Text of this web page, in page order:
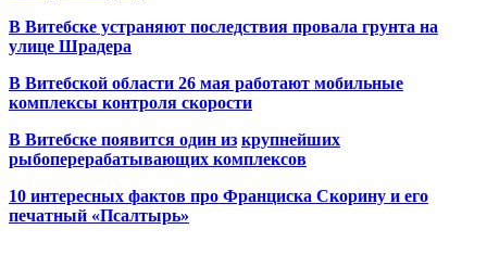
В Витебске устраняют последствия провала грунта на
улице Шрадера
В Витебской области 26 мая работают мобильные
комплексы контроля скорости
В Витебске появится один из крупнейших
рыбоперерабатывающих комплексов
10 интересных фактов про Франциска Скорину и его
печатный «Псалтырь»